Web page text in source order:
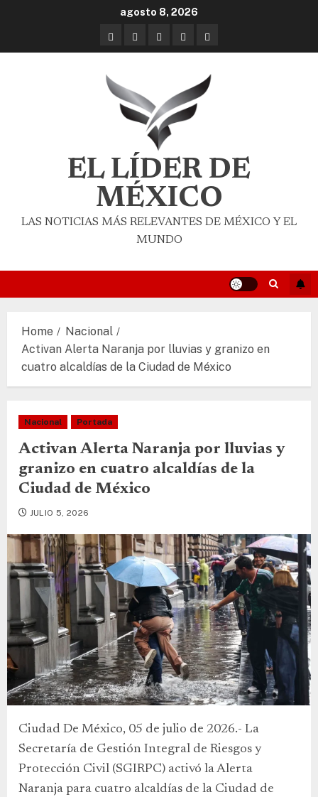
agosto 8, 2026
EL LÍDER DE
MÉXICO
LAS NOTICIAS MÁS RELEVANTES DE MÉXICO Y EL
MUNDO
Home
Nacional
Activan Alerta Naranja por lluvias y granizo en
cuatro alcaldías de la Ciudad de México
Nacional Portada
Activan Alerta Naranja por lluvias y
granizo en cuatro alcaldías de la
Ciudad de México
JULIO 5, 2026
Ciudad De México, 05 de julio de 2026.- La
Secretaría de Gestión Integral de Riesgos y
Protección Civil (SGIRPC) activó la Alerta
Naranja para cuatro alcaldías de la Ciudad de